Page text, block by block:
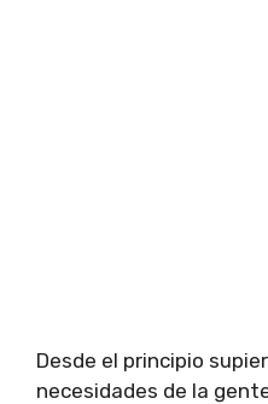
Desde el principio
necesidades de la